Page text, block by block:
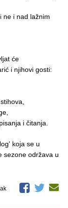
ne i nad lažnim
će
i njihovi gosti:
i čitanja.
koja se u
sezone održava u